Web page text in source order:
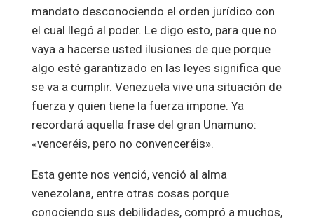
mandato desconociendo el orden jurídico con
el cual llegó al poder. Le digo esto, para que no
vaya a hacerse usted ilusiones de que porque
algo esté garantizado en las leyes significa que
se va a cumplir. Venezuela vive una situación de
fuerza y quien tiene la fuerza impone. Ya
recordará aquella frase del gran Unamuno:
«venceréis, pero no convenceréis».
Esta gente nos venció, venció al alma
venezolana, entre otras cosas porque
conociendo sus debilidades, compró a muchos,